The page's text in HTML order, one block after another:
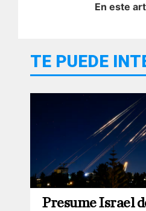
En este
TE PUEDE
Presume Israel